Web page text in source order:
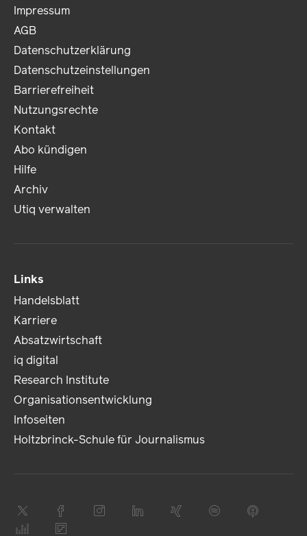
Impressum
AGB
Datenschutzerklärung
Datenschutzeinstellungen
Barrierefreiheit
Nutzungsrechte
Kontakt
Abo kündigen
Hilfe
Archiv
Utiq verwalten
Links
Handelsblatt
Karriere
Absatzwirtschaft
iq digital
Research Institute
Organisationsentwicklung
Infoseiten
Holtzbrinck-Schule für Journalismus